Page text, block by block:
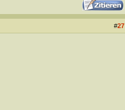
#27